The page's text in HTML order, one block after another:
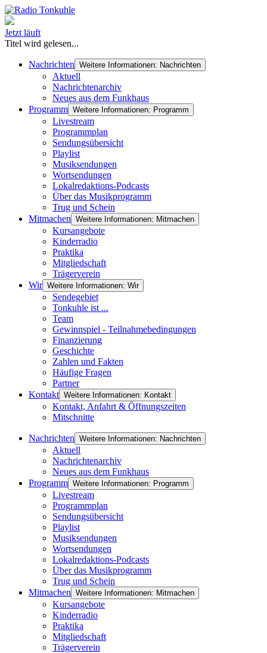
Jetzt läuft
Titel wird gelesen...
Nachrichten Weitere Informationen: Nachrichten
Aktuell
Nachrichtenarchiv
Neues aus dem Funkhaus
Programm Weitere Informationen: Programm
Livestream
Programmplan
Sendungsübersicht
Playlist
Musiksendungen
Wortsendungen
Lokalredaktions-Podcasts
Über das Musikprogramm
Trug und Schein
Mitmachen Weitere Informationen: Mitmachen
Kursangebote
Kinderradio
Praktika
Mitgliedschaft
Trägerverein
Wir Weitere Informationen: Wir
Sendegebiet
Tonkuhle ist ...
Team
Gewinnspiel - Teilnahmebedingungen
Finanzierung
Geschichte
Zahlen und Fakten
Häufige Fragen
Partner
Kontakt Weitere Informationen: Kontakt
Kontakt, Anfahrt & Öffnungszeiten
Mitschnitte
Nachrichten Weitere Informationen: Nachrichten
Aktuell
Nachrichtenarchiv
Neues aus dem Funkhaus
Programm Weitere Informationen: Programm
Livestream
Programmplan
Sendungsübersicht
Playlist
Musiksendungen
Wortsendungen
Lokalredaktions-Podcasts
Über das Musikprogramm
Trug und Schein
Mitmachen Weitere Informationen: Mitmachen
Kursangebote
Kinderradio
Praktika
Mitgliedschaft
Trägerverein